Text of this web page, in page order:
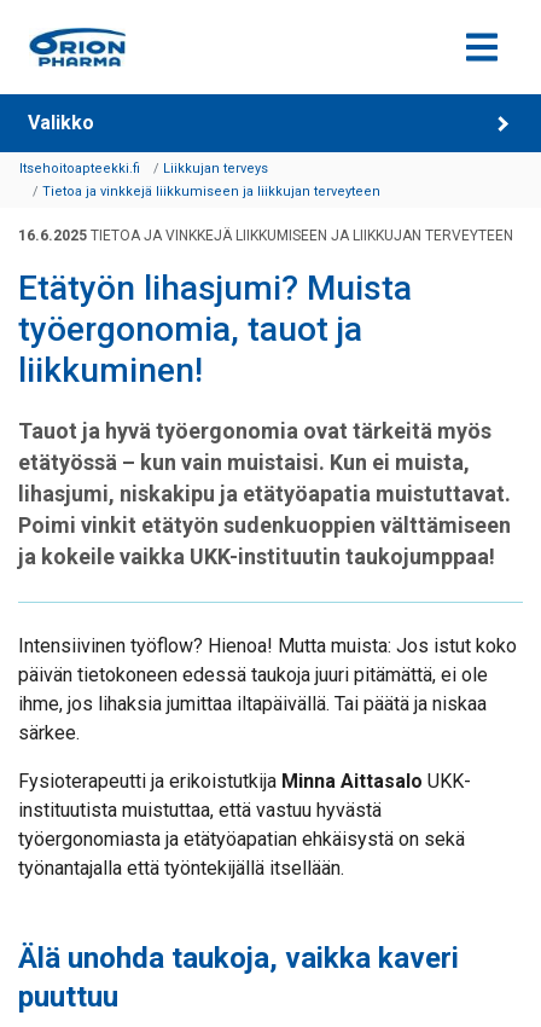
Siirry sisältöön
Valikko
Itsehoitoapteekki.fi
Liikkujan terveys
Tietoa ja vinkkejä liikkumiseen ja liikkujan terveyteen
16.6.2025 TIETOA JA VINKKEJÄ LIIKKUMISEEN JA LIIKKUJAN TERVEYTEEN
Etätyön lihasjumi? Muista
työergonomia, tauot ja
liikkuminen!
Tauot ja hyvä työergonomia ovat tärkeitä myös
etätyössä – kun vain muistaisi. Kun ei muista,
lihasjumi, niskakipu ja etätyöapatia muistuttavat.
Poimi vinkit etätyön sudenkuoppien välttämiseen
ja kokeile vaikka UKK-instituutin taukojumppaa!
Intensiivinen työflow? Hienoa! Mutta muista: Jos istut koko
päivän tietokoneen edessä taukoja juuri pitämättä, ei ole
ihme, jos lihaksia jumittaa iltapäivällä. Tai päätä ja niskaa
särkee.
Fysioterapeutti ja erikoistutkija Minna Aittasalo UKK-
instituutista muistuttaa, että vastuu hyvästä
työergonomiasta ja etätyöapatian ehkäisystä on sekä
työnantajalla että työntekijällä itsellään.
Älä unohda taukoja, vaikka kaveri
puuttuu